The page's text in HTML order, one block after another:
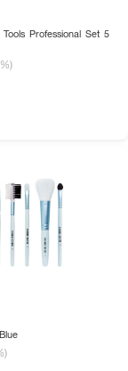
Professional Set 5